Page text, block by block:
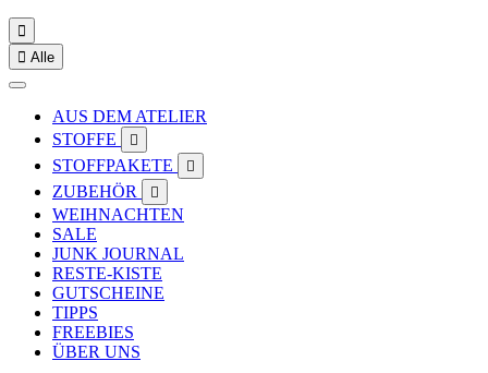

 Alle
AUS DEM ATELIER
STOFFE

STOFFPAKETE 
ZUBEHÖR 
WEIHNACHTEN
SALE
JUNK JOURNAL
RESTE-KISTE
GUTSCHEINE
TIPPS
FREEBIES
ÜBER UNS